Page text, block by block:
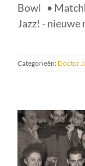
Bowl •
Jazz! - nieuwe
Categorieën: Doctor